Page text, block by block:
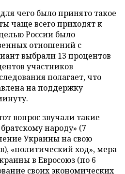
чего было принято такое
чаще всего приходят к
России было
отношений с
выбрали 13 процентов
участников
полагает, что
на поддержку
вопрос звучали такие
народу» (7
Украины на свою
«политический ход», мера
в Евросоюз (по 6
своих экономических